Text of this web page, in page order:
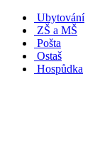
Ubytování
ZŠ a MŠ
Pošta
Ostaš
Hospůdka